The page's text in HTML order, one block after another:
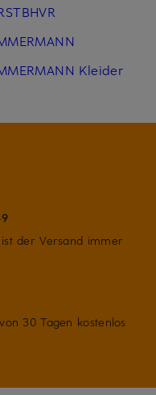
Kleider
der Versand immer
30 Tagen kostenlos